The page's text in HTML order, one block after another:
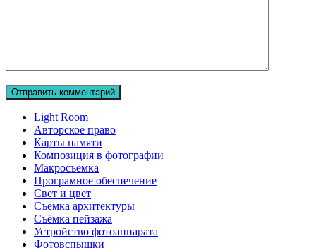
Light Room
Авторское право
Карты памяти
Композиция в фотографии
Макросъёмка
Програмное обеспечение
Свет и цвет
Съёмка архитектуры
Съёмка пейзажа
Устройство фотоаппарата
Фотовспышки